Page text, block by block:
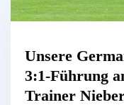
Unsere
3:1-Führung
Trainer